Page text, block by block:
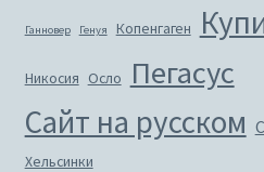
Ганновер Генуя Копенгаген
Никосия Осло Пегасус
Сайт на русском
Хельсинки